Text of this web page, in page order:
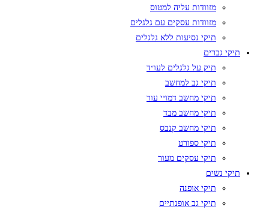
מזוודות עליה למטוס
מזוודות עסקים עם גלגלים
תיקי נסיעות ללא גלגלים
תיקי גברים
תיק על גלגלים לעו״ד
תיקי גב למחשב
תיקי מחשב דמויי עור
תיקי מחשב מבד
תיקי מחשב קנבס
תיקי ספורט
תיקי עסקים מעור
תיקי נשים
תיקי אופנה
תיקי גב אופנתיים